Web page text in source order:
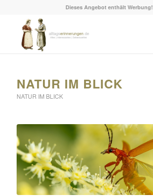
Dieses Angebot enthält Werbung!
NATUR IM BLICK
NATUR IM BLICK